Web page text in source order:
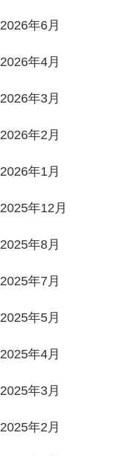
2026年6月
2026年4月
2026年3月
2026年2月
2026年1月
2025年12月
2025年8月
2025年7月
2025年5月
2025年4月
2025年3月
2025年2月